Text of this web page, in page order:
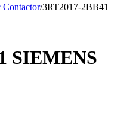
Contactor/3RT2017-2BB41
SIEMENS